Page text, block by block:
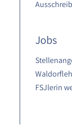
Jobs
FSJlerin